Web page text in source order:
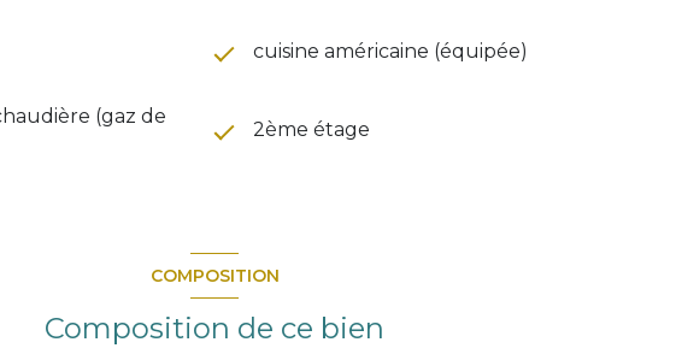
cuisine américaine (équipée)
(gaz de
2ème étage
COMPOSITION
Composition de ce bien